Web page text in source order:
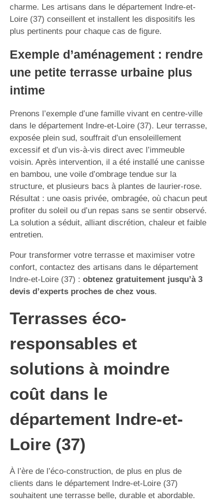
charme. Les artisans dans le département Indre-et-
Loire (37) conseillent et installent les dispositifs les
plus pertinents pour chaque cas de figure.
Exemple d’aménagement : rendre
une petite terrasse urbaine plus
intime
Prenons l’exemple d’une famille vivant en centre-ville
dans le département Indre-et-Loire (37). Leur terrasse,
exposée plein sud, souffrait d’un ensoleillement
excessif et d’un vis-à-vis direct avec l’immeuble
voisin. Après intervention, il a été installé une canisse
en bambou, une voile d’ombrage tendue sur la
structure, et plusieurs bacs à plantes de laurier-rose.
Résultat : une oasis privée, ombragée, où chacun peut
profiter du soleil ou d’un repas sans se sentir observé.
La solution a séduit, alliant discrétion, chaleur et faible
entretien.
Pour transformer votre terrasse et maximiser votre
confort, contactez des artisans dans le département
Indre-et-Loire (37) : obtenez gratuitement jusqu’à 3
devis d’experts proches de chez vous.
Terrasses éco-
responsables et
solutions à moindre
coût dans le
département Indre-et-
Loire (37)
À l’ère de l’éco-construction, de plus en plus de
clients dans le département Indre-et-Loire (37)
souhaitent une terrasse belle, durable et abordable.